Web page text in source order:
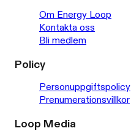
Om Energy Loop
Kontakta oss
Bli medlem
Policy
Personuppgiftspolicy
Prenumerationsvillkor
Loop Media